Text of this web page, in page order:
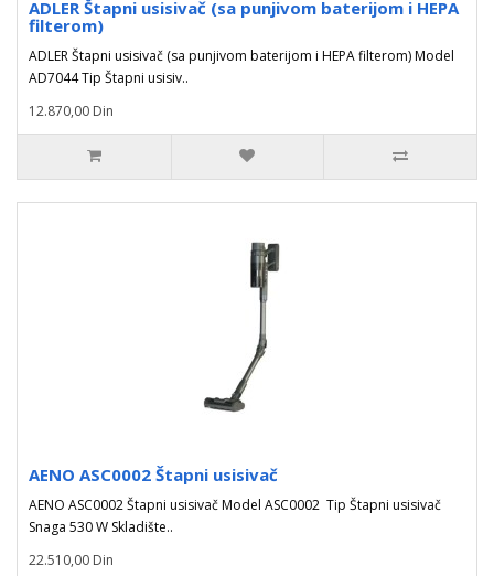
ADLER Štapni usisivač (sa punjivom baterijom i HEPA
filterom)
ADLER Štapni usisivač (sa punjivom baterijom i HEPA filterom) Model
AD7044 Tip Štapni usisiv..
12.870,00 Din
AENO ASC0002 Štapni usisivač
AENO ASC0002 Štapni usisivač Model ASC0002 Tip Štapni usisivač
Snaga 530 W Skladište..
22.510,00 Din